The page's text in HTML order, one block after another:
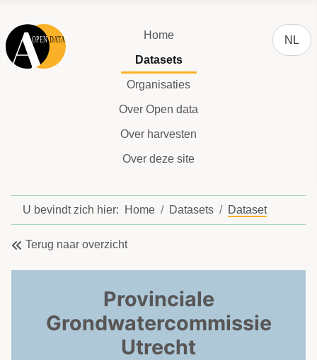
Home
Datasets
Organisaties
Over Open data
Over harvesten
Over deze site
NL
U bevindt zich hier: Home Datasets Dataset
Terug naar overzicht
Provinciale
Grondwatercommissie
Utrecht